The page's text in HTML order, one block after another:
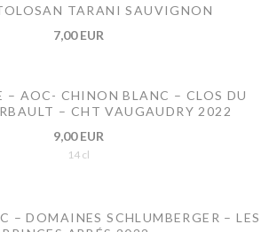
TARANI SAUVIGNON
7,00 EUR
– AOC- CHINON BLANC – CLOS DU
– CHT VAUGAUDRY 2022
9,00 EUR
14 cl
– DOMAINES SCHLUMBERGER – LES